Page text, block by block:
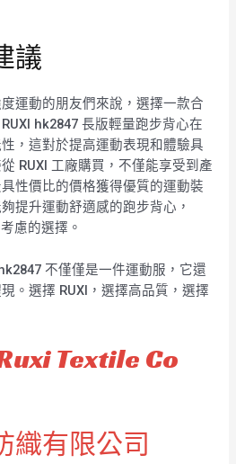
議
運動的朋友們來說，選擇一款合
hk2847 長版輕量跑步背心在
，這對於提高運動表現和體驗具
RUXI 工廠購買，不僅能享受到產
性價比的價格獲得優質的運動裝
提升運動舒適感的跑步背心，
慮的選擇。
不僅僅是一件運動服，它還
。選擇 RUXI，選擇高品質，選擇
Textile Co
織有限公司